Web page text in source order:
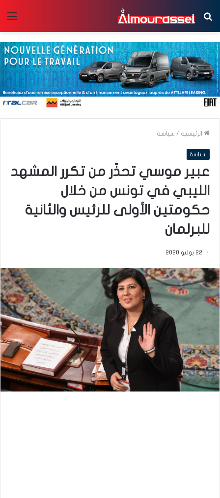
بحث
عن
الرئيسية / سياسة
سياسة
عبير موسي تحذّر من تكرر المشهد
الليبي في تونس من خلال
حكومتين الأولى للرئيس والثانية
للبرلمان
22 يوليو 2020